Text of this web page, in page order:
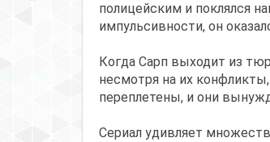
полицейским и поклялся
импульсивности, он
Когда Сарп выходит из
несмотря на их
переплетены, и они
Сериал удивляет